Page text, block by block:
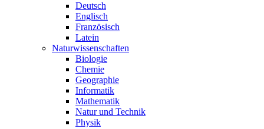
Deutsch
Englisch
Französisch
Latein
Naturwissenschaften
Biologie
Chemie
Geographie
Informatik
Mathematik
Natur und Technik
Physik